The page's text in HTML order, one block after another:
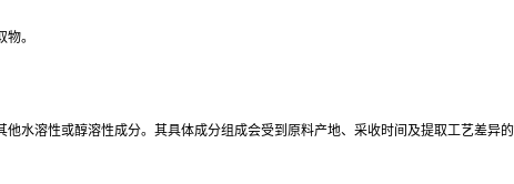
。
水溶性或醇溶性成分。其具体成分组成会受到原料产地、采收时间及提取工艺差异